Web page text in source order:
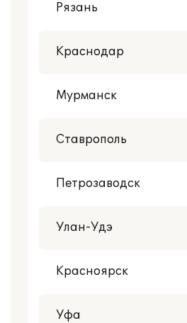
Рязань
Краснодар
Мурманск
Ставрополь
Петрозаводск
Улан-Удэ
Красноярск
Уфа